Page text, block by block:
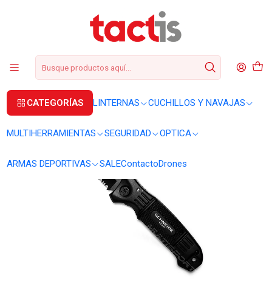
CATEGORÍAS LINTERNAS CUCHILLOS Y NAVAJAS
MULTIHERRAMIENTAS SEGURIDAD OPTICA
ARMAS DEPORTIVAS SALEContactoDrones
+56 2 3224 9572 +569 62369815
CUCHILLOS Y NAVAJAS
NAVAJAS
Navaja Schneide Berserker Oxido Negro